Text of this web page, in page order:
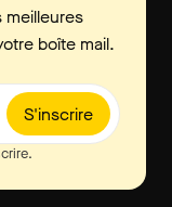
meilleures
boîte mail.
S'inscrire